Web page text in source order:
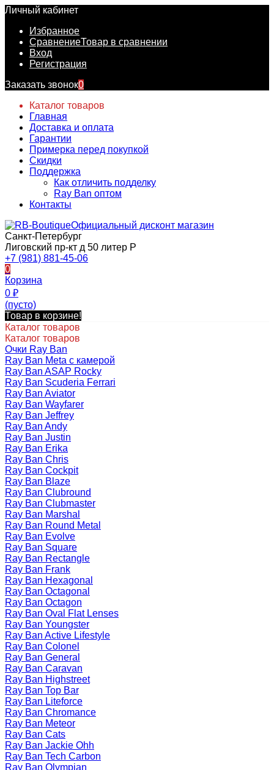
Личный кабинет
Избранное
СравнениеТовар в сравнении
Вход
Регистрация
Заказать звонок0
Каталог товаров
Главная
Доставка и оплата
Гарантии
Примерка перед покупкой
Скидки
Поддержка
Как отличить подделку
Ray Ban оптом
Контакты
Официальный дисконт магазин
Санкт-Петербург
Лиговский пр-кт д 50 литер Р
+7 (981) 881-45-06
0
Корзина
0 ₽
(пусто)
Товар в корзине!
Каталог товаров
Каталог товаров
Очки Ray Ban
Ray Ban Meta с камерой
Ray Ban ASAP Rocky
Ray Ban Scuderia Ferrari
Ray Ban Aviator
Ray Ban Wayfarer
Ray Ban Jeffrey
Ray Ban Andy
Ray Ban Justin
Ray Ban Erika
Ray Ban Chris
Ray Ban Cockpit
Ray Ban Blaze
Ray Ban Clubround
Ray Ban Clubmaster
Ray Ban Marshal
Ray Ban Round Metal
Ray Ban Evolve
Ray Ban Square
Ray Ban Rectangle
Ray Ban Frank
Ray Ban Hexagonal
Ray Ban Octagonal
Ray Ban Octagon
Ray Ban Oval Flat Lenses
Ray Ban Youngster
Ray Ban Active Lifestyle
Ray Ban Colonel
Ray Ban General
Ray Ban Caravan
Ray Ban Highstreet
Ray Ban Top Bar
Ray Ban Liteforce
Ray Ban Chromance
Ray Ban Meteor
Ray Ban Cats
Ray Ban Jackie Ohh
Ray Ban Tech Carbon
Ray Ban Olympian